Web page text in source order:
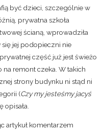
być dzieci, szczególnie w
prywatna szkoła
ścianą, wprowadziła
się jej podopieczni nie
część już jest świeżo
remont czeka. W takich
strony budynku ni stąd ni
(Czy my jesteśmy jacyś
artykuł komentarzem